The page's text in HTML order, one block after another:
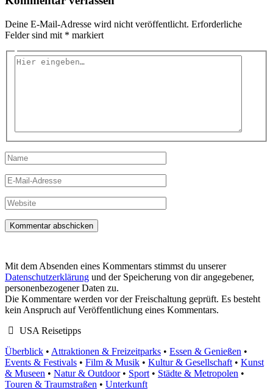
Deine E-Mail-Adresse wird nicht veröffentlicht. Erforderliche
Felder sind mit * markiert
Hier
Name
E-
Mail-
Adresse
Website
Mit dem Absenden eines Kommentars stimmst du unserer
Datenschutzerklärung und der Speicherung von dir angegebener,
personenbezogener Daten zu.
Die Kommentare werden vor der Freischaltung geprüft. Es besteht
kein Anspruch auf Veröffentlichung eines Kommentars.
USA Reisetipps
Überblick • Attraktionen & Freizeitparks • Essen & Genießen •
Events & Festivals • Film & Musik • Kultur & Gesellschaft • Kunst
& Museen • Natur & Outdoor• Sport • Städte & Metropolen •
Touren & Traumstraßen • Unterkunft